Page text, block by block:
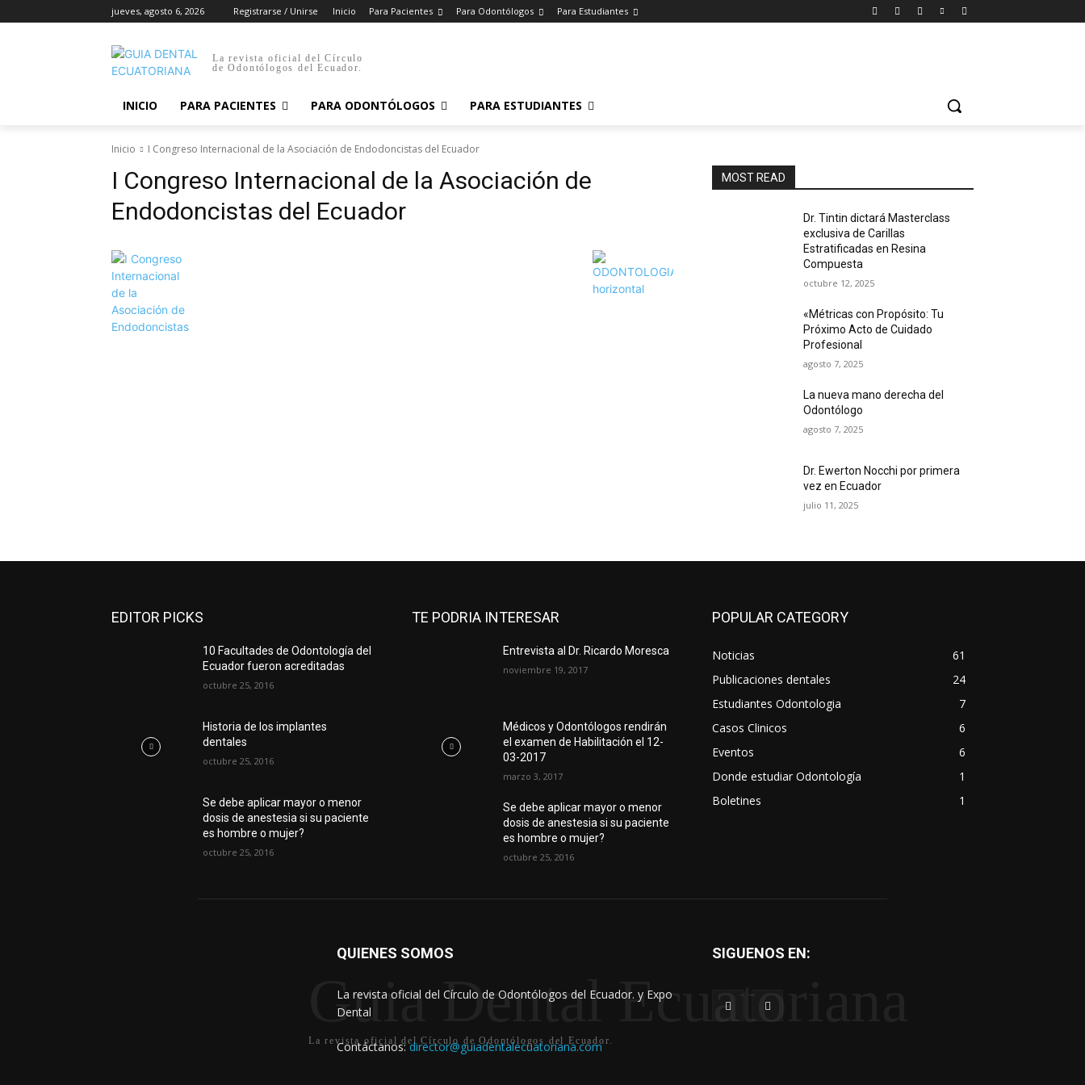
jueves, agosto 6, 2026 Registrarse / Unirse Inicio Para Pacientes Para Odontólogos Para Estudiantes
La revista oficial del Círculo
de Odontólogos del Ecuador.
INICIO PARA PACIENTES PARA ODONTÓLOGOS PARA ESTUDIANTES
Inicio I Congreso Internacional de la Asociación de Endodoncistas del Ecuador
I Congreso Internacional de la Asociación de
Endodoncistas del Ecuador
MOST READ
Dr. Tintin dictará Masterclass
exclusiva de Carillas
Estratificadas en Resina
Compuesta
octubre 12, 2025
«Métricas con Propósito: Tu
Próximo Acto de Cuidado
Profesional
agosto 7, 2025
La nueva mano derecha del
Odontólogo
agosto 7, 2025
Dr. Ewerton Nocchi por primera
vez en Ecuador
julio 11, 2025
EDITOR PICKS
10 Facultades de Odontología del
Ecuador fueron acreditadas
octubre 25, 2016
Historia de los implantes
dentales
octubre 25, 2016
Se debe aplicar mayor o menor
dosis de anestesia si su paciente
es hombre o mujer?
octubre 25, 2016
TE PODRIA INTERESAR
Entrevista al Dr. Ricardo Moresca
noviembre 19, 2017
Médicos y Odontólogos rendirán
el examen de Habilitación el 12-
03-2017
marzo 3, 2017
Se debe aplicar mayor o menor
dosis de anestesia si su paciente
es hombre o mujer?
octubre 25, 2016
POPULAR CATEGORY
Noticias
61
Publicaciones dentales
24
Estudiantes Odontologia
7
Casos Clinicos
6
Eventos
6
Donde estudiar Odontología
1
Boletines
1
Guia Dental Ecuatoriana
La revista oficial del Círculo de Odontólogos del Ecuador.
QUIENES SOMOS
La revista oficial del Círculo de Odontólogos del Ecuador. y Expo
Dental
Contáctanos:director@guiadentalecuatoriana.com
SIGUENOS EN: